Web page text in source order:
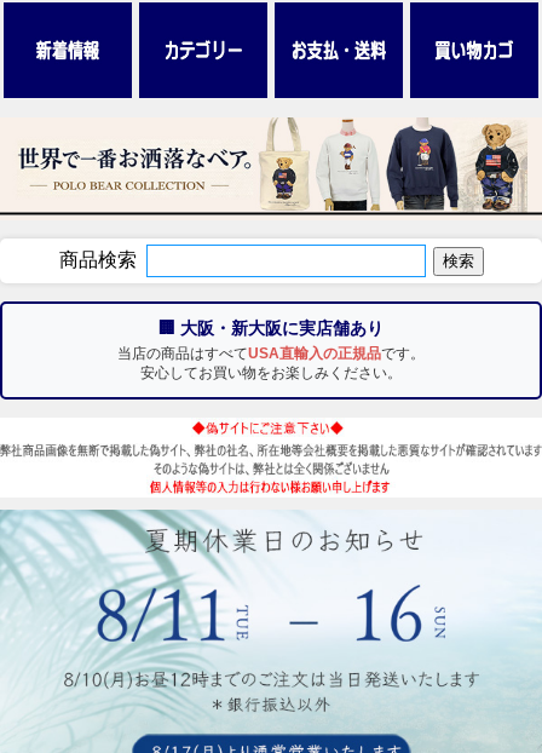
商品検索
🏢 大阪・新大阪に実店舗あり
当店の商品はすべてUSA直輸入の正規品です。
安心してお買い物をお楽しみください。